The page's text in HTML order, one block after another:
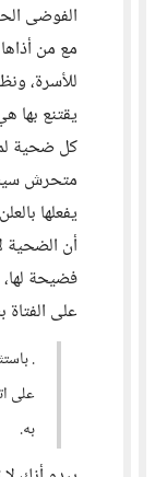
الفوضى
مع من
للأسرة،
يقتنع بها
كل ضحية
متحرش
يفعلها
أن
فضيحة لها،
على
.
على
به.